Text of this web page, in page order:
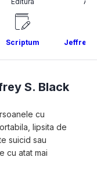
Scriptum Jeffrey
S. Black
cu
lipsita de
suicid sau
cu atat mai